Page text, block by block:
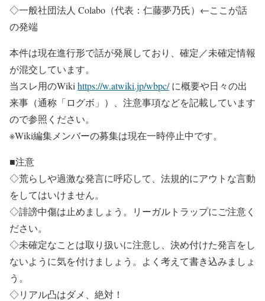
◇一般社団法人 Colabo（代表：仁藤夢乃氏）←ここが話
の発端
本件は現在進行形で話が発展しており、確定／未確定情報
が混交しています。
当スレ用のWiki https://w.atwiki.jp/wbpc/に概要や日々の出
来事（通称「ログボ」）、注意事項などを記載しています
ので参照ください。
※Wiki編集メンバーの募集は現在一時停止中です。
■注意
◇荒らしや過激な発言に呼応して、法規的にアウトな言動
をしてはいけません。
◇誹謗中傷は止めましょう。リーガルトラップにご注意く
ださい。
◇未確定なことは取り扱いに注意し、決め付けた発言をし
ないように気を付けましょう。よく考えて書き込みましょ
う。
◇リアル凸はダメ、絶対！